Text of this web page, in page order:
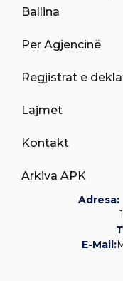
Ballina
Per Agjencinë
Regjistrat e
Lajmet
Kontakt
Arkiva APK
Adresa:
E-Mail: